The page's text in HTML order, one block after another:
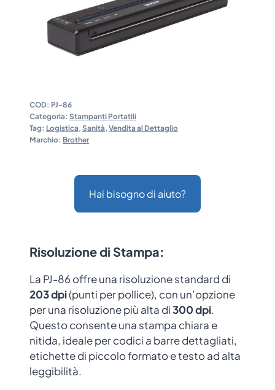
COD: PJ-86
Categoria: Stampanti Portatili
Tag: Logistica, Sanità, Vendita al Dettaglio
Marchio: Brother
Hai bisogno di aiuto?
Risoluzione di Stampa:
La PJ-86 offre una risoluzione standard di
203 dpi(punti per pollice), con un’opzione
per una risoluzione più alta di300 dpi.
Questo consente una stampa chiara e
nitida, ideale per codici a barre dettagliati,
etichette di piccolo formato e testo ad alta
leggibilità.